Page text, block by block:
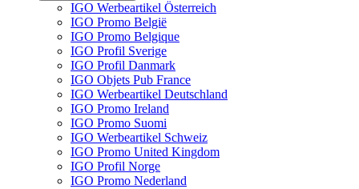
IGO Werbeartikel Österreich
IGO Promo België
IGO Promo Belgique
IGO Profil Sverige
IGO Profil Danmark
IGO Objets Pub France
IGO Werbeartikel Deutschland
IGO Promo Ireland
IGO Promo Suomi
IGO Werbeartikel Schweiz
IGO Promo United Kingdom
IGO Profil Norge
IGO Promo Nederland